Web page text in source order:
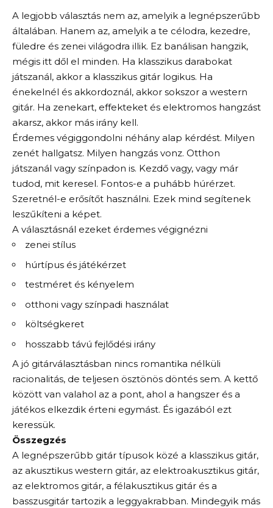
A legjobb választás nem az, amelyik a legnépszerűbb
általában. Hanem az, amelyik a te célodra, kezedre,
füledre és zenei világodra illik. Ez banálisan hangzik,
mégis itt dől el minden. Ha klasszikus darabokat
játszanál, akkor a klasszikus gitár logikus. Ha
énekelnél és akkordoznál, akkor sokszor a western
gitár. Ha zenekart, effekteket és elektromos hangzást
akarsz, akkor más irány kell.
Érdemes végiggondolni néhány alap kérdést. Milyen
zenét hallgatsz. Milyen hangzás vonz. Otthon
játszanál vagy színpadon is. Kezdő vagy, vagy már
tudod, mit keresel. Fontos-e a puhább húrérzet.
Szeretnél-e erősítőt használni. Ezek mind segítenek
leszűkíteni a képet.
A választásnál ezeket érdemes végignézni
zenei stílus
húrtípus és játékérzet
testméret és kényelem
otthoni vagy színpadi használat
költségkeret
hosszabb távú fejlődési irány
A jó gitárválasztásban nincs romantika nélküli
racionalitás, de teljesen ösztönös döntés sem. A kettő
között van valahol az a pont, ahol a hangszer és a
játékos elkezdik érteni egymást. És igazából ezt
keressük.
Összegzés
A legnépszerűbb gitár típusok közé a klasszikus gitár,
az akusztikus western gitár, az elektroakusztikus gitár,
az elektromos gitár, a félakusztikus gitár és a
basszusgitár tartozik a leggyakrabban. Mindegyik más